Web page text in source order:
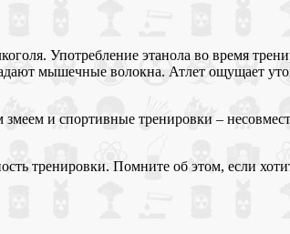
Употребление этанола во время
мышечные волокна. Атлет ощущает
и спортивные тренировки –
тренировки. Помните об этом, если